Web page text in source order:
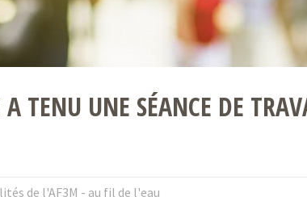
TENU UNE SÉANCE DE
de l'AF3M - au fil de l'eau